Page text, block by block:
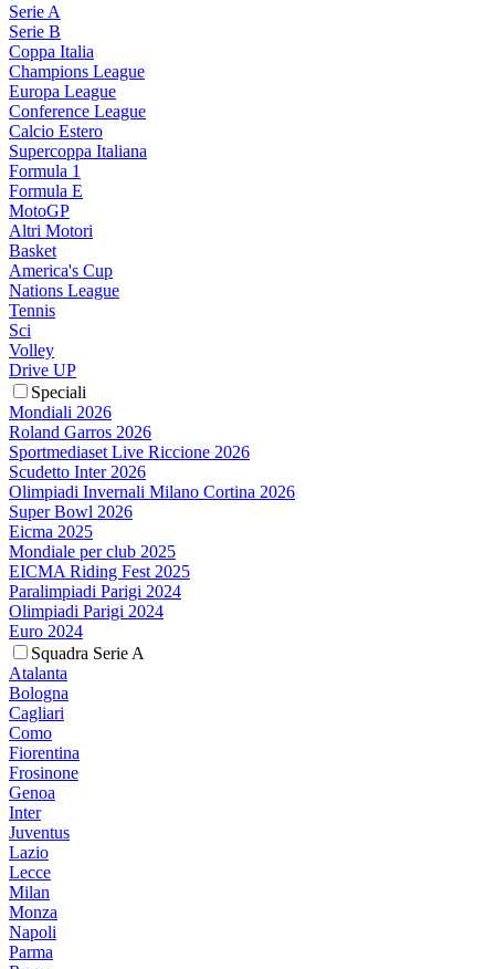
Serie A
Serie B
Coppa Italia
Champions League
Europa League
Conference League
Calcio Estero
Supercoppa Italiana
Formula 1
Formula E
MotoGP
Altri Motori
Basket
America's Cup
Nations League
Tennis
Sci
Volley
Drive UP
Speciali
Mondiali 2026
Roland Garros 2026
Sportmediaset Live Riccione 2026
Scudetto Inter 2026
Olimpiadi Invernali Milano Cortina 2026
Super Bowl 2026
Eicma 2025
Mondiale per club 2025
EICMA Riding Fest 2025
Paralimpiadi Parigi 2024
Olimpiadi Parigi 2024
Euro 2024
Squadra Serie A
Atalanta
Bologna
Cagliari
Como
Fiorentina
Frosinone
Genoa
Inter
Juventus
Lazio
Lecce
Milan
Monza
Napoli
Parma